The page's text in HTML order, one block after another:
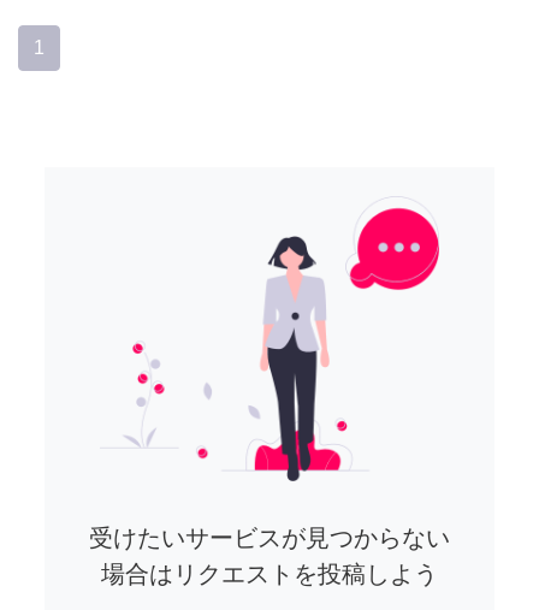
1
受けたいサービスが見つからない
場合はリクエストを投稿しよう